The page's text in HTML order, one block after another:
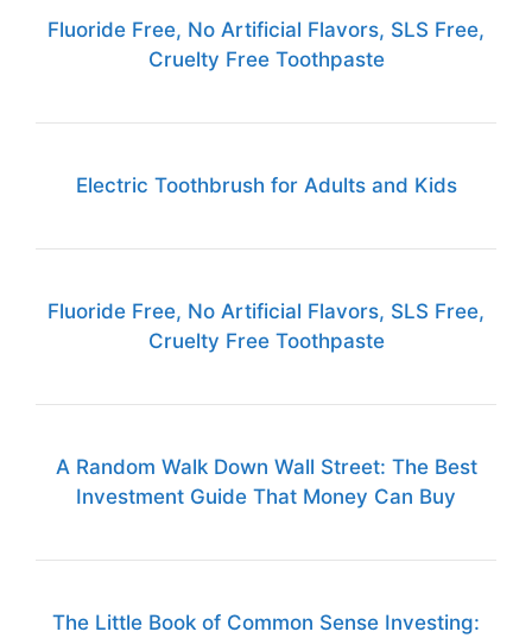
Fluoride Free, No Artificial Flavors, SLS Free,
Cruelty Free Toothpaste
Electric Toothbrush for Adults and Kids
Fluoride Free, No Artificial Flavors, SLS Free,
Cruelty Free Toothpaste
A Random Walk Down Wall Street: The Best
Investment Guide That Money Can Buy
The Little Book of Common Sense Investing: